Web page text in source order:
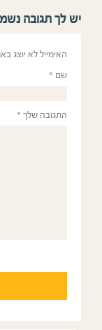
יש לך תגובה
האימייל לא יוצג
שם *
התגובה שלך *